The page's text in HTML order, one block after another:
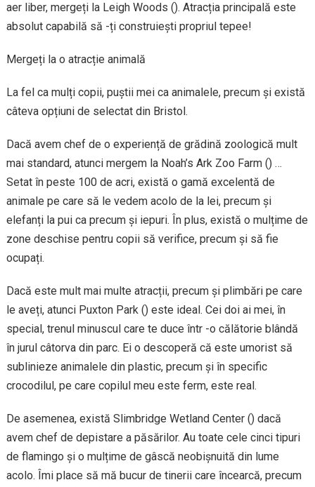
aer liber, mergeți la Leigh Woods (). Atracția principală este
absolut capabilă să -ți construiești propriul tepee!
Mergeți la o atracție animală
La fel ca mulți copii, puștii mei ca animalele, precum și există
câteva opțiuni de selectat din Bristol.
Dacă avem chef de o experiență de grădină zoologică mult
mai standard, atunci mergem la Noah’s Ark Zoo Farm () …
Setat în peste 100 de acri, există o gamă excelentă de
animale pe care să le vedem acolo de la lei, precum și
elefanți la pui ca precum și iepuri. În plus, există o mulțime de
zone deschise pentru copii să verifice, precum și să fie
ocupați.
Dacă este mult mai multe atracții, precum și plimbări pe care
le aveți, atunci Puxton Park () este ideal. Cei doi ai mei, în
special, trenul minuscul care te duce într -o călătorie blândă
în jurul câtorva din parc. Ei o descoperă că este umorist să
sublinieze animalele din plastic, precum și în specific
crocodilul, pe care copilul meu este ferm, este real.
De asemenea, există Slimbridge Wetland Center () dacă
avem chef de depistare a păsărilor. Au toate cele cinci tipuri
de flamingo și o mulțime de gâscă neobișnuită din lume
acolo. Îmi place să mă bucur de tinerii care încearcă, precum